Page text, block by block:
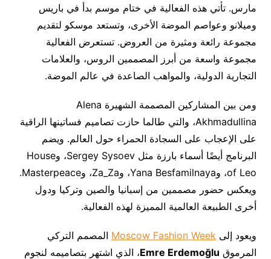
مارس. تأتي هذه الفعالية في ختام موسم بدأ في باريس
وميلانو وعواصم الموضة الأخرى، وتستعد موسكو لتقديم
مجموعة رائعة ومثيرة من العروض. تستعرض الفعالية
مجموعة واسعة من أبرز المصممين الروس، والعلامات
التجارية الدولية، والمواهب الصاعدة في عالم الموضة.
ومن بين المشاركين المصممة الشهيرة Alena
Akhmadullina، والتي طالما حازت تصاميم فساتينها الراقية
على الإعجاب على السجادة الحمراء حول العالم. ويضم
البرنامج أيضًا أسماء بارزة مثل Sergey Sysoev، وHouse
of Leo، وYana Besfamilnaya، وZa_Za، وMasterpeace.
ويعكس حضور مصممين من إسبانيا والصين وتركيا ودول
أخرى الطبيعة العالمية المميزة لهذه الفعالية.
ويعود إلى Moscow Fashion Week المصمم التركي
المرموق Emre Erdemoğlu، الذي اشتهر بتصاميمه لنجوم